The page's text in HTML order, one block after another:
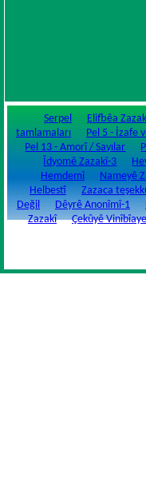
Serpel Elifbêa
tamlamaları
Pel 5 - İzafe
Pel 13 - Amorî / Sayılar
Îdyomê Zazakî-3
Hemdemî
Nameyê
Helbestî
Zazaca
Değil
Dêyrê Anonîmî-1
Zazakî
Çekûyê